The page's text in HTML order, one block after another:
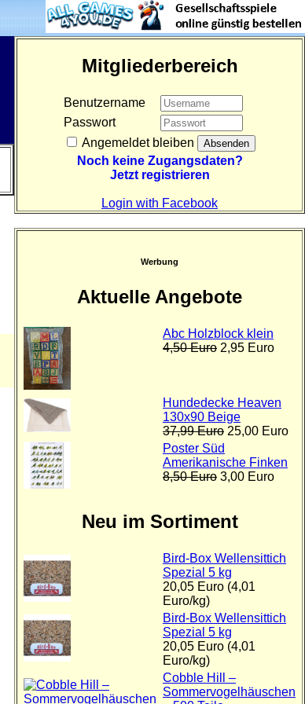
Mitgliederbereich
Benutzername
Passwort
Angemeldet bleiben
Noch keine Zugangsdaten?
Jetzt registrieren
Login with Facebook
Werbung
Aktuelle Angebote
Abc Holzblock klein
4,50 Euro 2,95 Euro
Hundedecke Heaven
130x90 Beige
37,99 Euro 25,00 Euro
Poster Süd
Amerikanische Finken
8,50 Euro 3,00 Euro
Neu im Sortiment
Bird-Box Wellensittich
Spezial 5 kg
20,05 Euro (4,01
Euro/kg)
Bird-Box Wellensittich
Spezial 5 kg
20,05 Euro (4,01
Euro/kg)
Cobble Hill –
Sommervogelhäuschen